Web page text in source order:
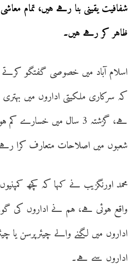
شفافیت یقینی بنا رہے ہیں، تمام
ظاہر کر رہے ہیں۔
اسلام آباد میں خصوصی گفتگو
کہ سرکاری ملکیتی اداروں میں
ہے، گزشتہ 3 سال میں
شعبوں میں اصلاحات متعارف کرا
محمد اورنگزیب نے کہا کہ کچھ
واقع ہوئی ہے، ہم نے اداروں کی
اداروں میں لگنے والے چیئرپرسن یا
اداروں سے ہے۔